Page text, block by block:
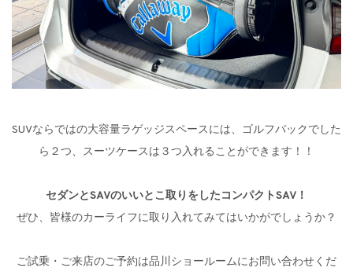
SUVならではの大容量ラゲッジスペースには、ゴルフバックでした
ら２つ、スーツケースは３つ入れることができます！！
セダンとSAVのいいとこ取りをしたコンパクトSAV！
ぜひ、皆様のカーライフに取り入れてみてはいかがでしょうか？
ご試乗・ご来店のご予約は品川ショールームにお問い合わせくだ